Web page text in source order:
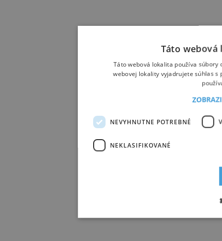
Táto
Táto webová lokalita používa súbory
webovej lokality vyjadrujete súhlas s
NEVYHNUTNE POTREBNÉ
NEKLASIFIKOVANÉ